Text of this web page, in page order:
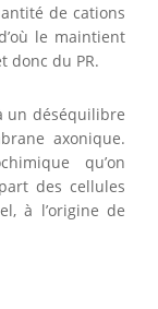
de cations
le maintient
donc du PR.
un déséquilibre
axonique.
qu’on
des cellules
à l’origine de